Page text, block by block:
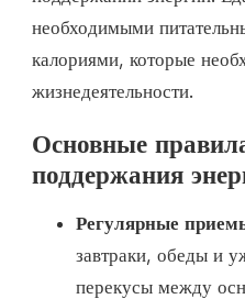
необходимыми
калориями, которые
жизнедеятельности.
Основные
поддержания
Регулярные
завтраки, обеды и
перекусы между